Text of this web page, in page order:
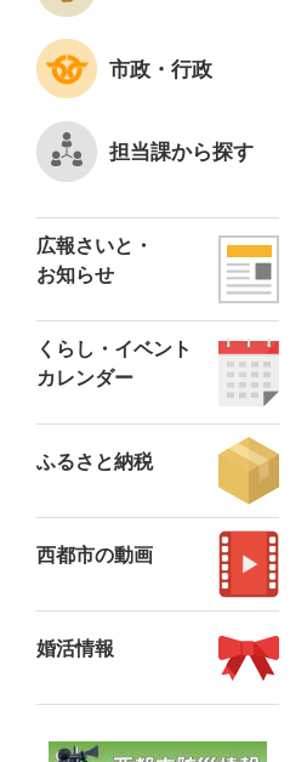
市政・行政
担当課から探す
広報さいと・
お知らせ
くらし・イベント
カレンダー
ふるさと納税
西都市の動画
婚活情報